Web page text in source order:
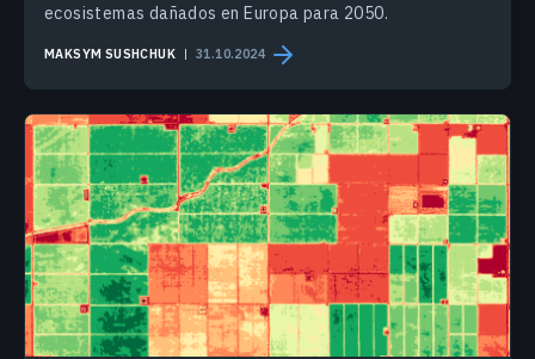
ecosistemas dañados en Europa para 2050.
MAKSYM SUSHCHUK 31.10.2024